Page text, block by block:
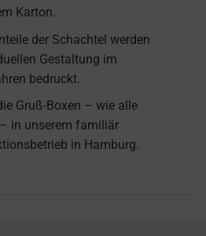
Karton.
der Schachtel werden
Gestaltung im
bedruckt.
Gruß-Boxen – wie alle
in unserem familiär
in Hamburg.